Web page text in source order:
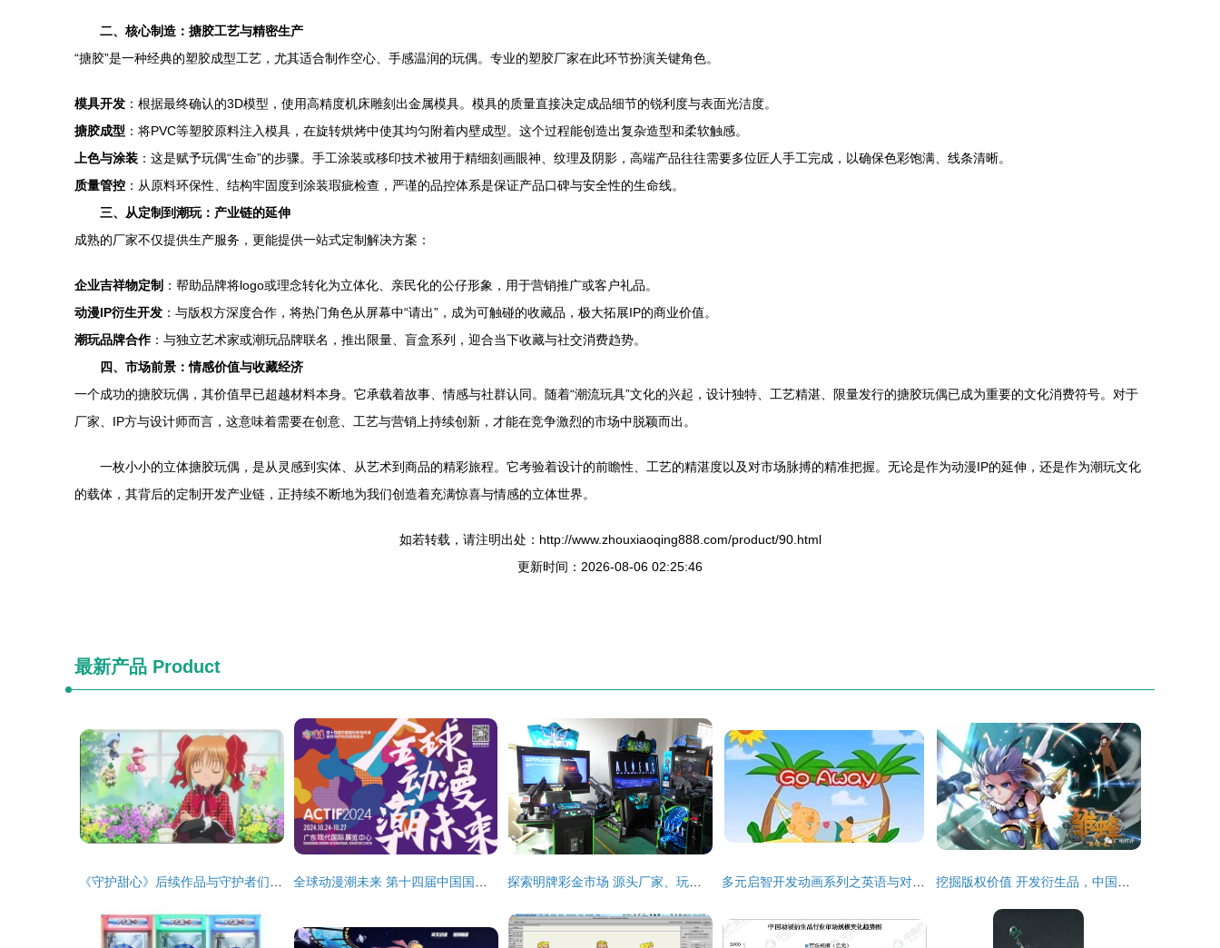
二、核心制造：搪胶工艺与精密生产
“搪胶”是一种经典的塑胶成型工艺，尤其适合制作空心、手感温润的玩偶。专业的塑胶厂家在此环节扮演关键角色。
模具开发 ：根据最终确认的3D模型，使用高精度机床雕刻出金属模具。模具的质量直接决定成品细节的锐利度与表面光洁度。
搪胶成型 ：将PVC等塑胶原料注入模具，在旋转烘烤中使其均匀附着内壁成型。这个过程能创造出复杂造型和柔软触感。
上色与涂装 ：这是赋予玩偶“生命”的步骤。手工涂装或移印技术被用于精细刻画眼神、纹理及阴影，高端产品往往需要多位匠人手工完成，以确保色彩饱满、线条清晰。
质量管控 ：从原料环保性、结构牢固度到涂装瑕疵检查，严谨的品控体系是保证产品口碑与安全性的生命线。
三、从定制到潮玩：产业链的延伸
成熟的厂家不仅提供生产服务，更能提供一站式定制解决方案：
企业吉祥物定制 ：帮助品牌将logo或理念转化为立体化、亲民化的公仔形象，用于营销推广或客户礼品。
动漫IP衍生开发 ：与版权方深度合作，将热门角色从屏幕中“请出”，成为可触碰的收藏品，极大拓展IP的商业价值。
潮玩品牌合作：与独立艺术家或潮玩品牌联名，推出限量、盲盒系列，迎合当下收藏与社交消费趋势。
四、市场前景：情感价值与收藏经济
一个成功的搪胶玩偶，其价值早已超越材料本身。它承载着故事、情感与社群认同。随着“潮流玩具”文化的兴起，设计独特、工艺精湛、限量发行的搪胶玩偶已成为重要的文化消费符号。对于
厂家、IP方与设计师而言，这意味着需要在创意、工艺与营销上持续创新，才能在竞争激烈的市场中脱颖而出。
一枚小小的立体搪胶玩偶，是从灵感到实体、从艺术到商品的精彩旅程。它考验着设计的前瞻性、工艺的精湛度以及对市场脉搏的精准把握。无论是作为动漫IP的延伸，还是作为潮玩文化
的载体，其背后的定制开发产业链，正持续不断地为我们创造着充满惊喜与情感的立体世界。
如若转载，请注明出处：http://www.zhouxiaoqing888.com/product/90.html
更新时间：2026-08-06 02:25:46
最新产品 Product